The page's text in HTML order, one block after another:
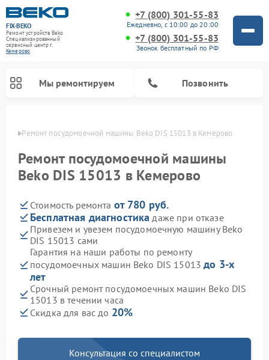
FIX-BEKO
Ремонт устройств Beko
Специализированный
cервисный центр г.
Кемерово
+7 (800) 301-55-83
Ежедневно, с 10:00 до 20:00
+7 (800) 301-55-83
Звонок бесплатный по РФ
Мы ремонтируем Позвонить
Ремонт посудомоечной машины Beko DIS 15013 в Кемерово
Ремонт посудомоечной машины
Beko DIS 15013 в Кемерово
Стоимость ремонта от 780 руб.
Бесплатная диагностика даже при отказе
Привезем и увезем посудомоечную машину Beko
DIS 15013 сами
Гарантия на наши работы по ремонту
посудомоечных машин Beko DIS 15013до 3-х
лет
Срочный ремонт посудомоечных машин Beko DIS
15013 в течении часа
Скидка для вас до 20%
Консультация со специалистом